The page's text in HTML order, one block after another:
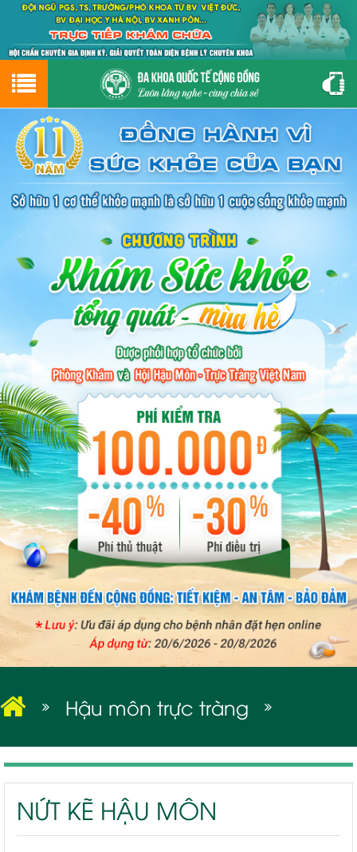
Hotline0243.9656.999tư vấn miễn phí
GIỚI THIỆU
GIỚI THIỆU VỀ PHÒNG KHÁM
CƠ SỞ VẬT CHẤT
ĐẶT HẸN LỊCH KHÁM
ĐƯỜNG TỚI PHÒNG KHÁM
PHỤ KHOA
BỆNH HẬU MÔN
BỆNH XÃ HỘI
Hậu môn trực tràng
Nứt kẽ hậu môn
NỨT KẼ HẬU MÔN